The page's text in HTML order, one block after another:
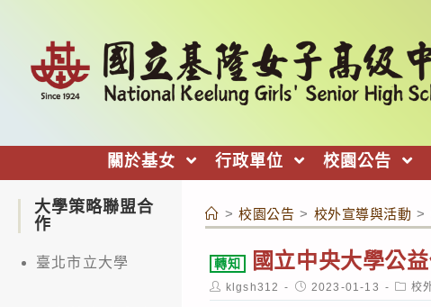
關於基女 行政單位 校園公告
> 校園公告 > 校外宣導與活動 >
轉知 國立中央大學公
Post
author:
klgsh312
Post
published:
2023-01-13
Post
校
大學策略聯盟合
作
臺北市立大學